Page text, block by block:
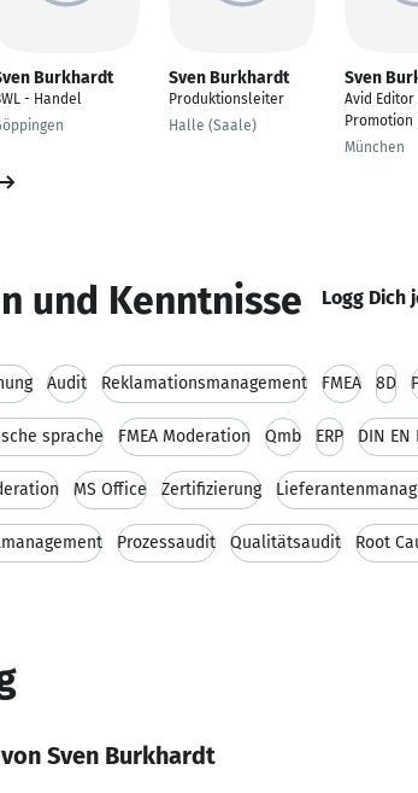
Burkhardt
- Handel
Sven Burkhardt
Produktionsleiter
Halle (Saale)
Sven
Avid Editor
Promotion
München
und Kenntnisse Logg Dich
Audit Reklamationsmanagement FMEA 8D
sprache FMEA Moderation Qmb ERP DIN EN
MS Office Zertifizierung
Prozessaudit Qualitätsaudit Root
Sven Burkhardt